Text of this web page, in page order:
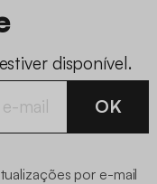
disponível.
OK
por e-mail